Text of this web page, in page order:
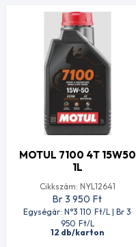
MOTUL 7100 4T 15W50
1L
Cikkszám: NYL12641
Br 3 950 Ft
Egységár: N°3 110 Ft/L | Br 3
950 Ft/L
12 db/karton